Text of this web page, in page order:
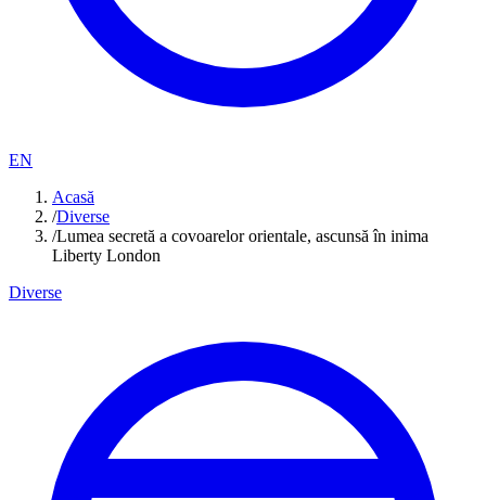
EN
Acasă
/Diverse
/Lumea secretă a covoarelor orientale, ascunsă în inima
Liberty London
Diverse